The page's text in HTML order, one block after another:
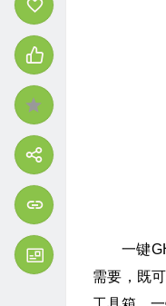
一键
需要，既